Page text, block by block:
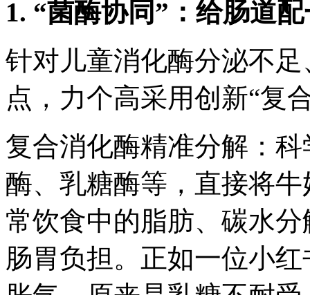
1. “菌酶协同”：给肠道
针对儿童消化酶分泌不
点，力个高采用创新“复
复合消化酶精准分解：
酶、乳糖酶等，直接将
常饮食中的脂肪、碳水
肠胃负担。正如一位小